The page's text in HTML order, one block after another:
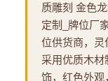
质雕刻 金色
定制_牌位厂
位供货商，灵
采用优质木
饰，红色外观